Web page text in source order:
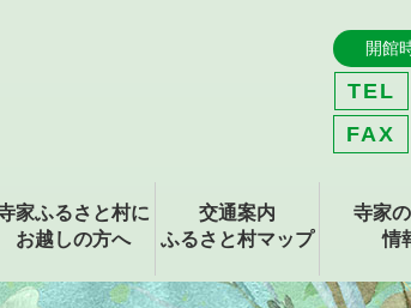
開館
TEL
FAX
家ふるさと村に
お越しの方へ
交通案内
ふるさと村マップ
寺家
情